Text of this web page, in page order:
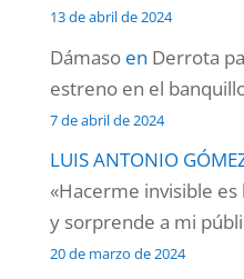
13 de abril de 2024
Dámasoen Derrota
estreno en el
7 de abril de 2024
LUIS ANTONIO
«Hacerme invisible
y sorprende a mi
20 de marzo de 2024